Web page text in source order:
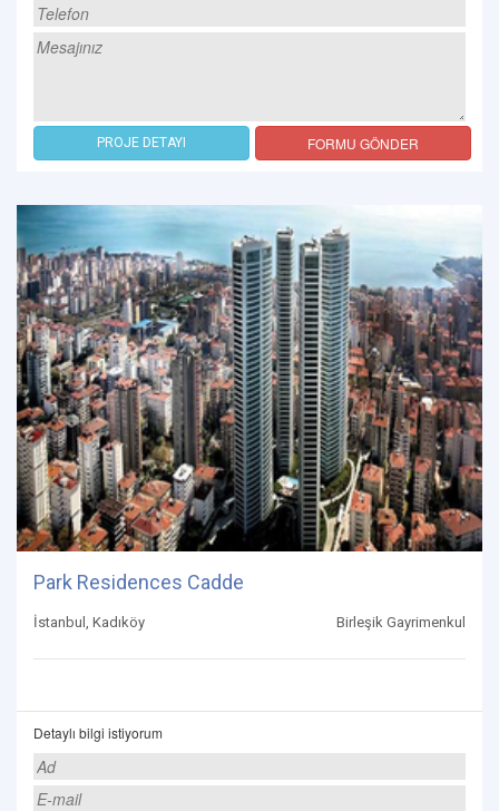
PROJE DETAYI FORMU GÖNDER
Park Residences Cadde
İstanbul, Kadıköy Birleşik Gayrimenkul
Detaylı bilgi istiyorum